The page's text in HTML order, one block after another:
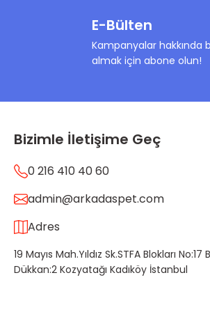
E-Bülten
Kampanyalar hakkında
almak için abone olun!
Bizimle İletişime Geç
0 216 410 40 60
admin@arkadaspet.com
Adres
19 Mayıs Mah.Yıldız Sk.STFA Blokları No:17
Dükkan:2 Kozyatağı Kadıköy İstanbul